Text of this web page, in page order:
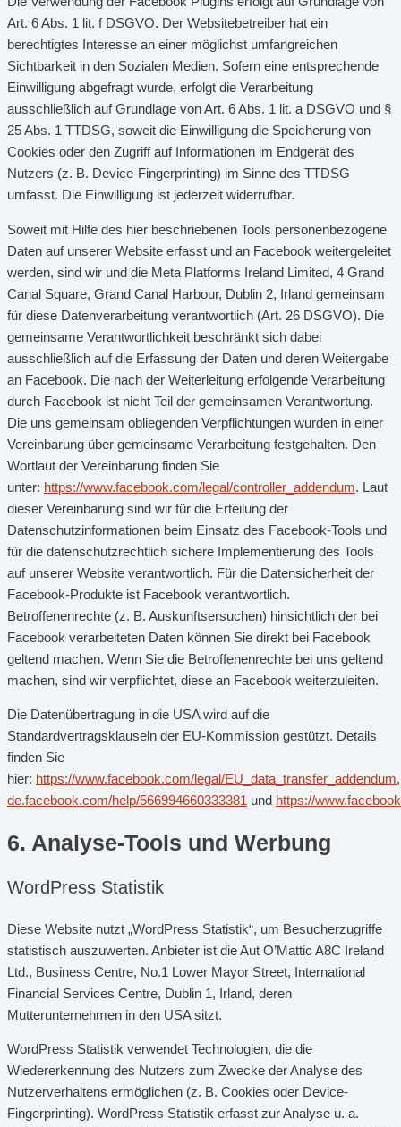
Art. 6 Abs. 1 lit. f DSGVO. Der Websitebetreiber hat ein
berechtigtes Interesse an einer möglichst umfangreichen
Sichtbarkeit in den Sozialen Medien. Sofern eine entsprechende
Einwilligung abgefragt wurde, erfolgt die Verarbeitung
ausschließlich auf Grundlage von Art. 6 Abs. 1 lit. a DSGVO und §
25 Abs. 1 TTDSG, soweit die Einwilligung die Speicherung von
Cookies oder den Zugriff auf Informationen im Endgerät des
Nutzers (z. B. Device-Fingerprinting) im Sinne des TTDSG
umfasst. Die Einwilligung ist jederzeit widerrufbar.
Soweit mit Hilfe des hier beschriebenen Tools personenbezogene
Daten auf unserer Website erfasst und an Facebook weitergeleitet
werden, sind wir und die Meta Platforms Ireland Limited, 4 Grand
Canal Square, Grand Canal Harbour, Dublin 2, Irland gemeinsam
für diese Datenverarbeitung verantwortlich (Art. 26 DSGVO). Die
gemeinsame Verantwortlichkeit beschränkt sich dabei
ausschließlich auf die Erfassung der Daten und deren Weitergabe
an Facebook. Die nach der Weiterleitung erfolgende Verarbeitung
durch Facebook ist nicht Teil der gemeinsamen Verantwortung.
Die uns gemeinsam obliegenden Verpflichtungen wurden in einer
Vereinbarung über gemeinsame Verarbeitung festgehalten. Den
Wortlaut der Vereinbarung finden Sie
unter: https://www.facebook.com/legal/controller_addendum. Laut
dieser Vereinbarung sind wir für die Erteilung der
Datenschutzinformationen beim Einsatz des Facebook-Tools und
für die datenschutzrechtlich sichere Implementierung des Tools
auf unserer Website verantwortlich. Für die Datensicherheit der
Facebook-Produkte ist Facebook verantwortlich.
Betroffenenrechte (z. B. Auskunftsersuchen) hinsichtlich der bei
Facebook verarbeiteten Daten können Sie direkt bei Facebook
geltend machen. Wenn Sie die Betroffenenrechte bei uns geltend
machen, sind wir verpflichtet, diese an Facebook weiterzuleiten.
Die Datenübertragung in die USA wird auf die
Standardvertragsklauseln der EU-Kommission gestützt. Details
finden Sie
hier: https://www.facebook.com/legal/EU_data_transfer_addendum
de.facebook.com/help/566994660333381 und https://
6. Analyse-Tools und Werbung
WordPress Statistik
Diese Website nutzt „WordPress Statistik“, um Besucherzugriffe
statistisch auszuwerten. Anbieter ist die Aut O’Mattic A8C Ireland
Ltd., Business Centre, No.1 Lower Mayor Street, International
Financial Services Centre, Dublin 1, Irland, deren
Mutterunternehmen in den USA sitzt.
WordPress Statistik verwendet Technologien, die die
Wiedererkennung des Nutzers zum Zwecke der Analyse des
Nutzerverhaltens ermöglichen (z. B. Cookies oder Device-
Fingerprinting). WordPress Statistik erfasst zur Analyse u. a.